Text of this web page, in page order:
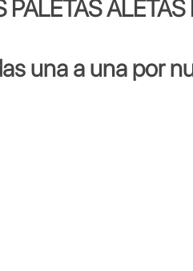
PALETAS
una a una por